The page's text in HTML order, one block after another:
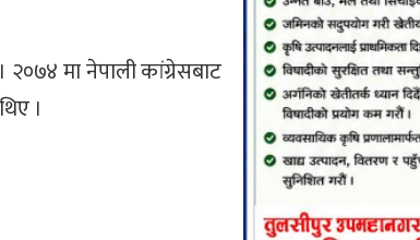
२०७४ मा नेपाली कांग्रेसबाट
।